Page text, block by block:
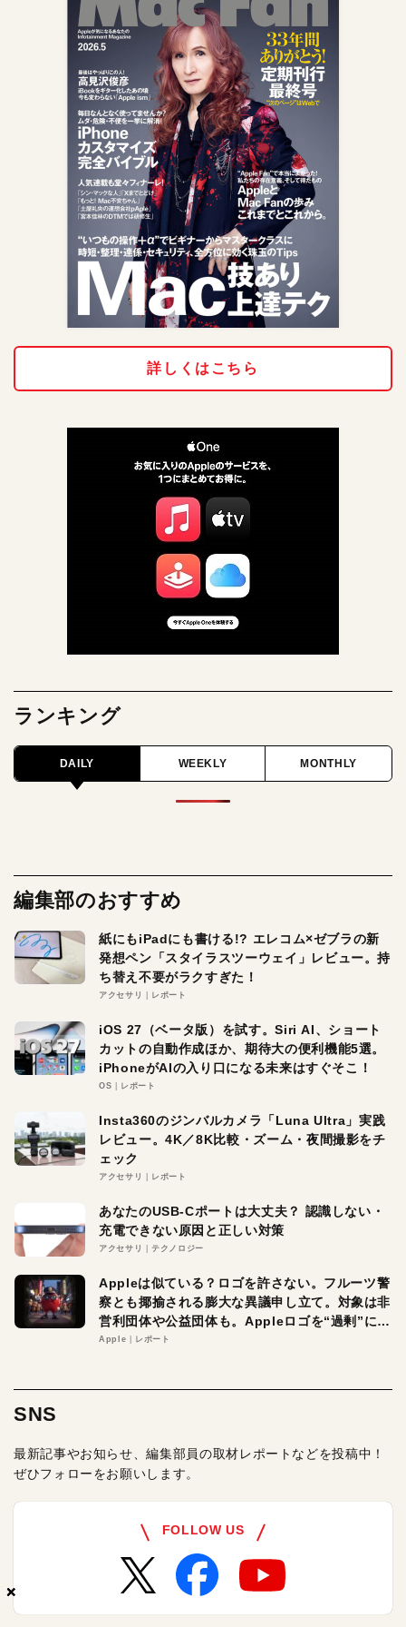
×
×
×
詳しくはこちら
ランキング
DAILY WEEKLY MONTHLY
編集部のおすすめ
紙にもiPadにも書ける!? エレコム×ゼブラの新
発想ペン「スタイラスツーウェイ」レビュー。持
ち替え不要がラクすぎた！
アクセサリ レポート
iOS 27（ベータ版）を試す。Siri AI、ショート
カットの自動作成ほか、期待大の便利機能5選。
iPhoneがAIの入り口になる未来はすぐそこ！
OS レポート
Insta360のジンバルカメラ「Luna Ultra」実践
レビュー。4K／8K比較・ズーム・夜間撮影をチ
ェック
アクセサリ レポート
あなたのUSB-Cポートは大丈夫？ 認識しない・
充電できない原因と正しい対策
アクセサリ テクノロジー
Appleは似ている？ロゴを許さない。フルーツ警
察とも揶揄される膨大な異議申し立て。対象は非
営利団体や公益団体も。Appleロゴを“過剰”に守
る理由とは
Apple レポート
SNS
最新記事やお知らせ、編集部員の取材レポートなどを投稿中！
ぜひフォローをお願いします。
FOLLOW US